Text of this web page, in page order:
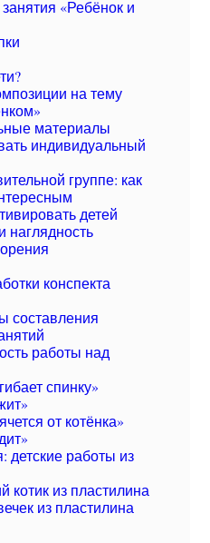
«Ребёнок и
на тему
материалы
индивидуальный
группе: как
детей
наглядность
конспекта
составления
работы над
спинку»
от котёнка»
детские работы из
котик из пластилина
из пластилина